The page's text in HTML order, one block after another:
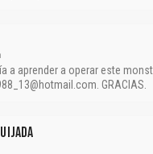
a aprender a operar este
GRACIAS.